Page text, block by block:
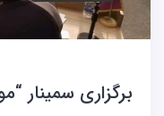
برگزاری سمینار